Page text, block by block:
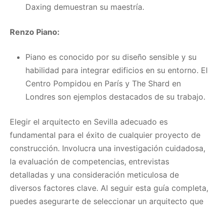
Daxing demuestran su maestría.
Renzo Piano:
Piano es conocido por su diseño sensible y su
habilidad para integrar edificios en su entorno. El
Centro Pompidou en París y The Shard en
Londres son ejemplos destacados de su trabajo.
Elegir el arquitecto en Sevilla adecuado es
fundamental para el éxito de cualquier proyecto de
construcción. Involucra una investigación cuidadosa,
la evaluación de competencias, entrevistas
detalladas y una consideración meticulosa de
diversos factores clave. Al seguir esta guía completa,
puedes asegurarte de seleccionar un arquitecto que